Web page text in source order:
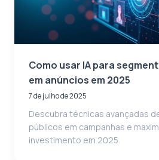
Como usar IA para
em anúncios em 2025
7 de julho de 2025
Descubra técnicas avançadas
públicos em campanhas e
investimento em 2025.